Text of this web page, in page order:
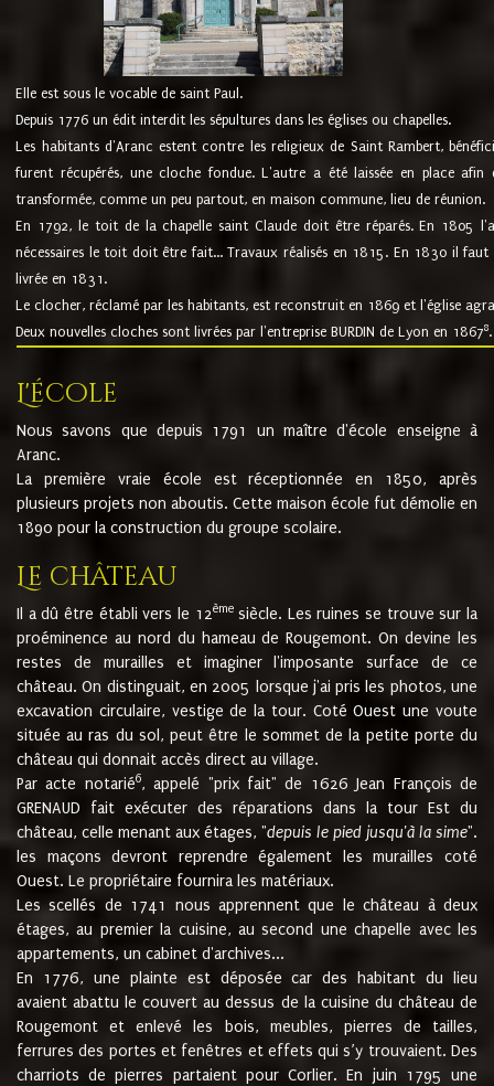
Elle est sous le vocable de saint Paul.
Depuis 1776 un édit interdit les sépultures dans les églises ou chapelles.
Les habitants d'Aranc estent contre les religieux de Saint Rambert,
furent récupérés, une cloche fondue. L'autre a été laissée en place
transformée, comme un peu partout, en maison commune, lieu de réunion.
En 1792, le toit de la chapelle saint Claude doit être réparés. En 1805
nécessaires le toit doit être fait... Travaux réalisés en 1815. En 1830 il
livrée en 1831.
Le clocher, réclamé par les habitants, est reconstruit en 1869 et l'église
Deux nouvelles cloches sont livrées par l'entreprise BURDIN de Lyon en 18678.
L'école
Nous savons que depuis 1791 un maître d'école enseigne à
Aranc.
La première vraie école est réceptionnée en 1850, après
plusieurs projets non aboutis. Cette maison école fut démolie en
1890 pour la construction du groupe scolaire.
Le château
Il a dû être établi vers le 12èmesiècle. Les ruines se trouve sur la
proéminence au nord du hameau de Rougemont. On devine les
restes de murailles et imaginer l'imposante surface de ce
château. On distinguait, en 2005 lorsque j'ai pris les photos, une
excavation circulaire, vestige de la tour. Coté Ouest une voute
située au ras du sol, peut être le sommet de la petite porte du
château qui donnait accès direct au village.
Par acte notarié6, appelé "prix fait" de 1626 Jean François de
GRENAUD fait exécuter des réparations dans la tour Est du
château, celle menant aux étages, "depuis le pied jusqu'à la sime".
les maçons devront reprendre également les murailles coté
Ouest. Le propriétaire fournira les matériaux.
Les scellés de 1741 nous apprennent que le château à deux
étages, au premier la cuisine, au second une chapelle avec les
appartements, un cabinet d'archives...
En 1776, une plainte est déposée car des habitant du lieu
avaient abattu le couvert au dessus de la cuisine du château de
Rougemont et enlevé les bois, meubles, pierres de tailles,
ferrures des portes et fenêtres et effets qui s’y trouvaient. Des
charriots de pierres partaient pour Corlier. En juin 1795 une